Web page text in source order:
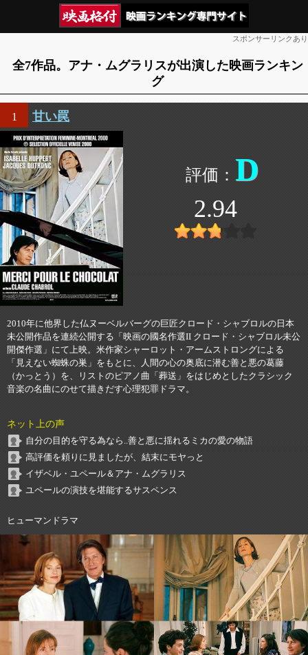
スポンサーリンクあり
全7作品。アナ・ムグラリスが出演した映画ランキン
グ
1 甘い罠
D
2.94
2010年に他界した仏ヌーベルバーグの巨匠クロード・シャブロルの日本
未公開作品を連続公開する「映画の國名作選II クロード・シャブロル未公
開傑作選」にて上映。米作家シャーロット・アームストロングによる
「見えない蜘蛛の巣」をもとに、人間の心の奥底に潜む善と悪の葛藤
（かっとう）を、リストのピアノ曲「葬送」をはじめとしたクラシック
音楽の名曲にのせて描きだす心理犯罪ドラマ。
ネット上の声
自分の目的を守る為なら..善と悪に揺れるミカの愛の物語
高評価を頼りに見ましたが、結末にモヤっと
イザベル・ユペール＆アナ・ムグラリス
ユペールの演技を堪能するサスペンス
ヒューマンドラマ